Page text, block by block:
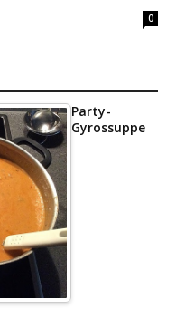
0
Party-
Gyrossuppe